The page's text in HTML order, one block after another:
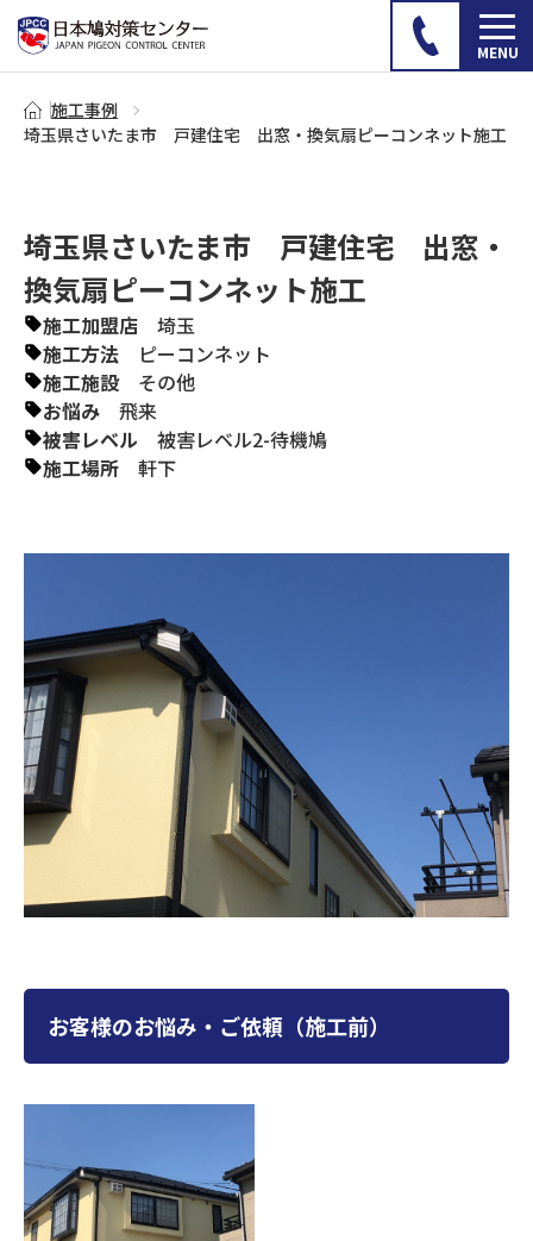
施工事例
埼玉県さいたま市 戸建住宅 出窓・換気扇ピーコンネット施工
埼玉県さいたま市 戸建住宅 出窓・
換気扇ピーコンネット施工
施工加盟店
埼玉
施工方法
ピーコンネット
施工施設
その他
お悩み
飛来
被害レベル
被害レベル2-待機鳩
施工場所
軒下
お客様のお悩み・ご依頼（施工前）